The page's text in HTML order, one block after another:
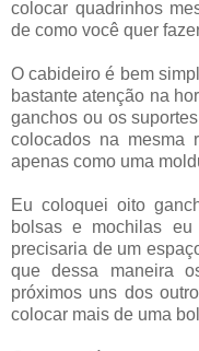
colocar quadrinhos
de como você quer
O cabideiro é bem
bastante atenção na
ganchos ou os
colocados na mesma
apenas como uma
Eu coloquei oito
bolsas e mochilas
precisaria de um
que dessa maneira
próximos uns dos
colocar mais de uma